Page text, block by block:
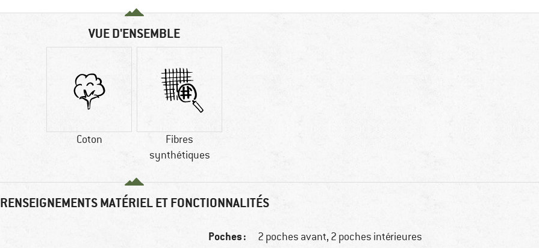
VUE D'ENSEMBLE
Coton
Fibres
synthétiques
RENSEIGNEMENTS MATÉRIEL ET FONCTIONNALITÉS
Poches : 2 poches avant, 2 poches intérieures